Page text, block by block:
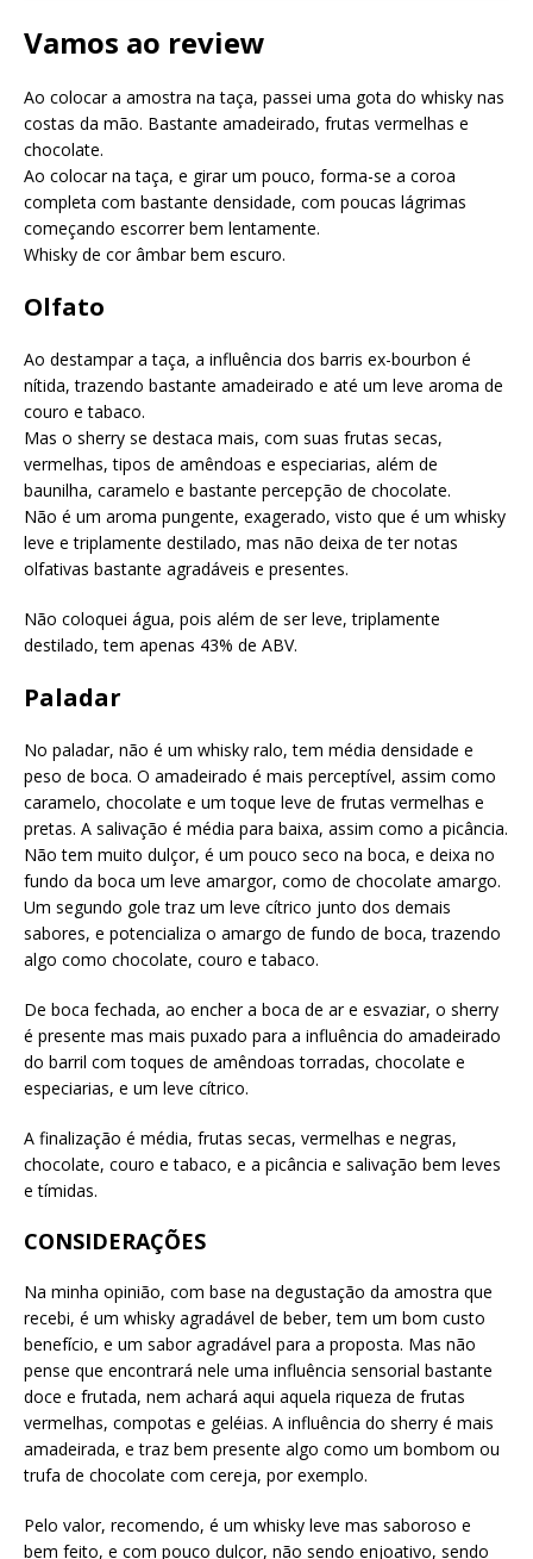
Vamos ao review
Ao colocar a amostra na taça, passei uma gota do whisky nas
costas da mão. Bastante amadeirado, frutas vermelhas e
chocolate.
Ao colocar na taça, e girar um pouco, forma-se a coroa
completa com bastante densidade, com poucas lágrimas
começando escorrer bem lentamente.
Whisky de cor âmbar bem escuro.
Olfato
Ao destampar a taça, a influência dos barris ex-bourbon é
nítida, trazendo bastante amadeirado e até um leve aroma de
couro e tabaco.
Mas o sherry se destaca mais, com suas frutas secas,
vermelhas, tipos de amêndoas e especiarias, além de
baunilha, caramelo e bastante percepção de chocolate.
Não é um aroma pungente, exagerado, visto que é um whisky
leve e triplamente destilado, mas não deixa de ter notas
olfativas bastante agradáveis e presentes.
Não coloquei água, pois além de ser leve, triplamente
destilado, tem apenas 43% de ABV.
Paladar
No paladar, não é um whisky ralo, tem média densidade e
peso de boca. O amadeirado é mais perceptível, assim como
caramelo, chocolate e um toque leve de frutas vermelhas e
pretas. A salivação é média para baixa, assim como a picância.
Não tem muito dulçor, é um pouco seco na boca, e deixa no
fundo da boca um leve amargor, como de chocolate amargo.
Um segundo gole traz um leve cítrico junto dos demais
sabores, e potencializa o amargo de fundo de boca, trazendo
algo como chocolate, couro e tabaco.
De boca fechada, ao encher a boca de ar e esvaziar, o sherry
é presente mas mais puxado para a influência do amadeirado
do barril com toques de amêndoas torradas, chocolate e
especiarias, e um leve cítrico.
A finalização é média, frutas secas, vermelhas e negras,
chocolate, couro e tabaco, e a picância e salivação bem leves
e tímidas.
CONSIDERAÇÕES
Na minha opinião, com base na degustação da amostra que
recebi, é um whisky agradável de beber, tem um bom custo
benefício, e um sabor agradável para a proposta. Mas não
pense que encontrará nele uma influência sensorial bastante
doce e frutada, nem achará aqui aquela riqueza de frutas
vermelhas, compotas e geléias. A influência do sherry é mais
amadeirada, e traz bem presente algo como um bombom ou
trufa de chocolate com cereja, por exemplo.
Pelo valor, recomendo, é um whisky leve mas saboroso e
bem feito, e com pouco dulçor, não sendo enjoativo, sendo